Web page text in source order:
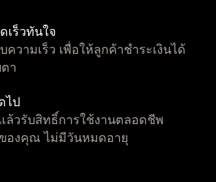
เร็วทันใจ
วามเร็ว เพื่อให้ลูกค้าชำระเงินได้
า
ไป
ล้วรับสิทธิ์การใช้งานตลอดชีพ
องคุณ ไม่มีวันหมดอายุ